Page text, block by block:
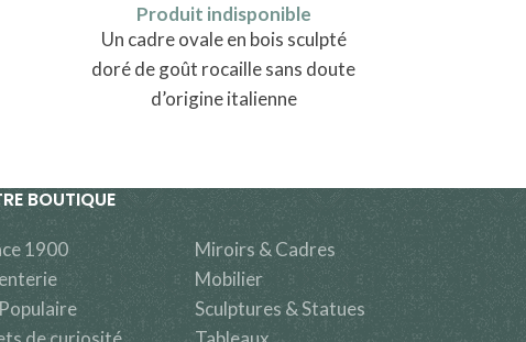
Produit indisponible
Un cadre ovale en bois sculpté
doré de goût rocaille sans doute
d’origine italienne
BOUTIQUE
1900
Miroirs & Cadres
Mobilier
Sculptures & Statues